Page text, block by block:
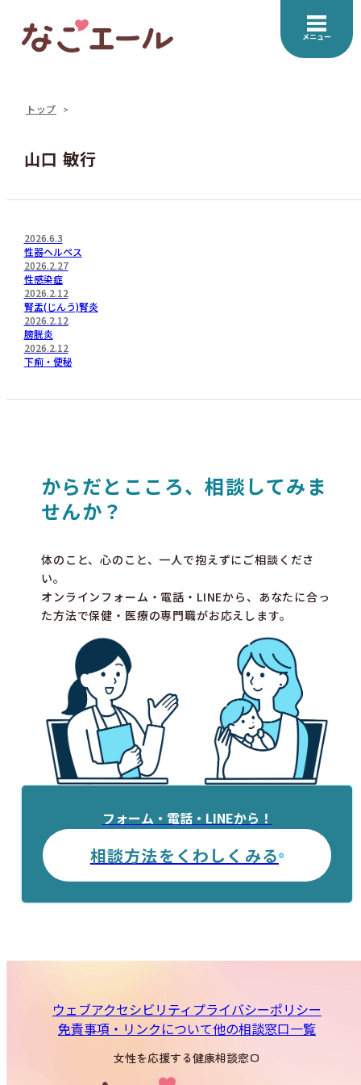
メニュー
トップ
山口 敏行
2026.6.3
性器ヘルペス
2026.2.27
性感染症
2026.2.12
腎盂(じんう)腎炎
2026.2.12
膀胱炎
2026.2.12
下痢・便秘
からだとこころ、相談してみま
せんか？
体のこと、心のこと、一人で抱えずにご相談くださ
い。
オンラインフォーム・電話・LINEから、あなたに合っ
た方法で保健・医療の専門職がお応えします。
フォーム・電話・LINEから！
相談方法をくわしくみる
ウェブアクセシビリティ プライバシーポリシー
免責事項・リンクについて他の相談窓口一覧
女性を応援する健康相談窓口